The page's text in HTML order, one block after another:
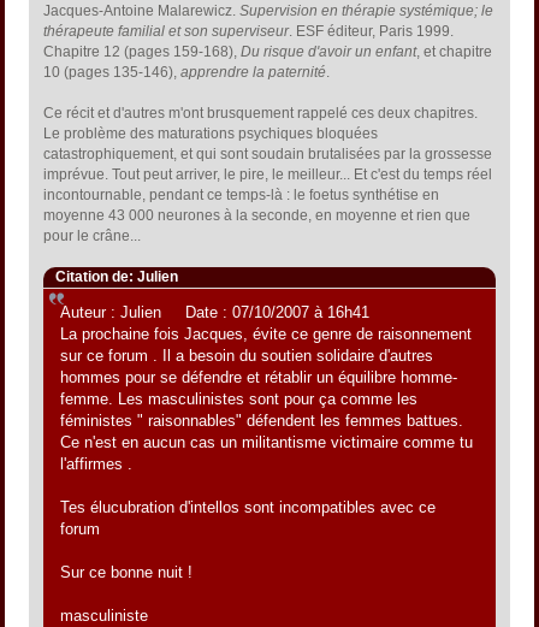
Jacques-Antoine Malarewicz.Supervision en thérapie systémique; le
thérapeute familial et son superviseur. ESF éditeur, Paris 1999.
Chapitre 12 (pages 159-168),Du risque d'avoir un enfant, et chapitre
10 (pages 135-146),apprendre la paternité.
Ce récit et d'autres m'ont brusquement rappelé ces deux chapitres.
Le problème des maturations psychiques bloquées
catastrophiquement, et qui sont soudain brutalisées par la grossesse
imprévue. Tout peut arriver, le pire, le meilleur... Et c'est du temps réel
incontournable, pendant ce temps-là : le foetus synthétise en
moyenne 43 000 neurones à la seconde, en moyenne et rien que
pour le crâne...
Citation de: Julien
Auteur : Julien Date : 07/10/2007 à 16h41
La prochaine fois Jacques, évite ce genre de raisonnement
sur ce forum . Il a besoin du soutien solidaire d'autres
hommes pour se défendre et rétablir un équilibre homme-
femme. Les masculinistes sont pour ça comme les
féministes " raisonnables" défendent les femmes battues.
Ce n'est en aucun cas un militantisme victimaire comme tu
l'affirmes .
Tes élucubration d'intellos sont incompatibles avec ce
forum
Sur ce bonne nuit !
masculiniste